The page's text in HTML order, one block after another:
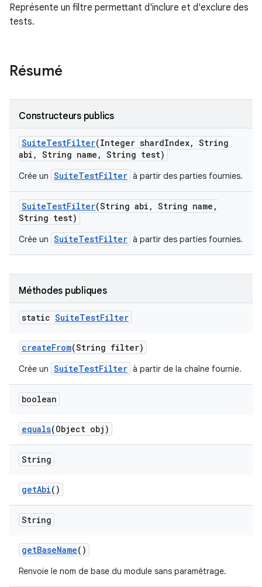
Représente un filtre permettant d'inclure et d'exclure des
tests.
Résumé
Constructeurs publics
SuiteTestFilter(Integer shardIndex, String
abi , String name , String test)
Crée un SuiteTestFilter à partir des parties fournies.
SuiteTestFilter(String abi , String name ,
String test)
Crée un SuiteTestFilter à partir des parties fournies.
Méthodes publiques
static SuiteTestFilter
createFrom(String filter)
Crée un SuiteTestFilter à partir de la chaîne fournie.
boolean
equals(Object obj)
String
getAbi()
String
getBaseName()
Renvoie le nom de base du module sans paramétrage.